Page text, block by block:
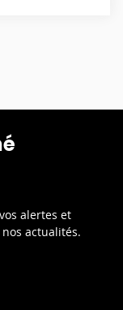
alertes et
actualités.